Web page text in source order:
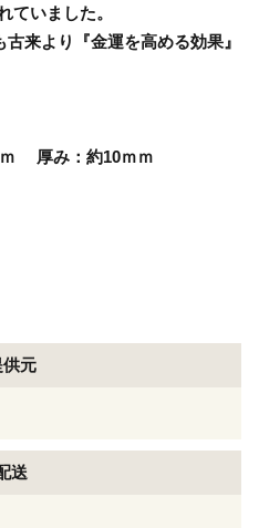
ていました。
来より『金運を高める効果』
厚み：約10ｍｍ
供元
送